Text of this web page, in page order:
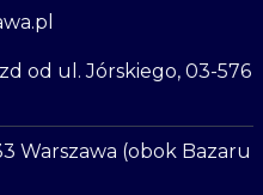
od ul. Jórskiego, 03-576
Warszawa (obok Bazaru